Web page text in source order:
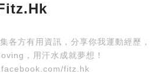
各方有用資訊，分享你我運動經歷，
，用汗水成就夢想！
fitz.hk